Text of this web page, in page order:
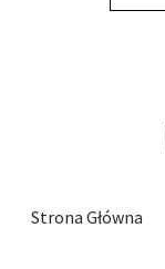
Strona Główna